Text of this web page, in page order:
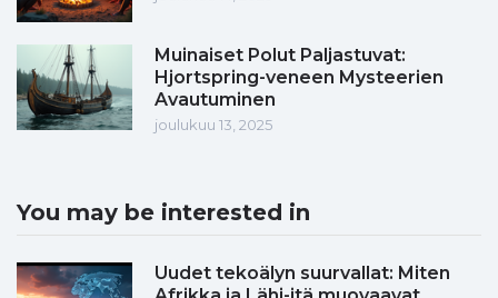
Muinaiset Polut Paljastuvat:
Hjortspring-veneen Mysteerien
Avautuminen
joulukuu 13, 2025
You may be interested in
Uudet tekoälyn suurvallat: Miten